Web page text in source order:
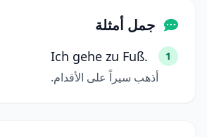
جمل أمثلة
1
Ich gehe zu Fuß.
أذهب سيراً على الأقدام.